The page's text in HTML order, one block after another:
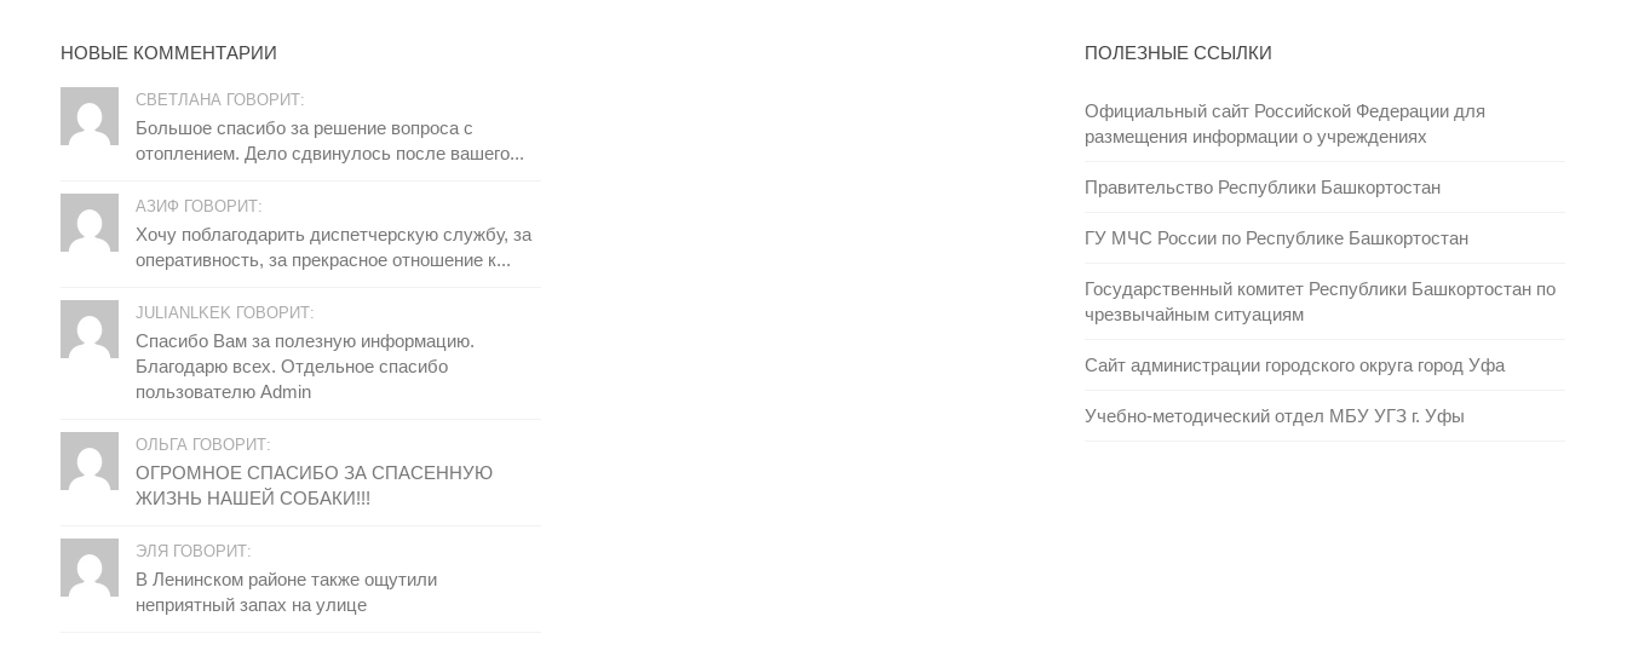
НОВЫЕ КОММЕНТАРИИ
СВЕТЛАНА ГОВОРИТ:
Большое спасибо за решение вопроса с
отоплением. Дело сдвинулось после вашего...
АЗИФ ГОВОРИТ:
Хочу поблагодарить диспетчерскую службу, за
оперативность, за прекрасное отношение к...
JULIANLKEK ГОВОРИТ:
Спасибо Вам за полезную информацию.
Благодарю всех. Отдельное спасибо
пользователю Admin
ОЛЬГА ГОВОРИТ:
ОГРОМНОЕ СПАСИБО ЗА СПАСЕННУЮ
ЖИЗНЬ НАШЕЙ СОБАКИ!!!
ЭЛЯ ГОВОРИТ:
В Ленинском районе также ощутили
неприятный запах на улице
ПОЛЕЗНЫЕ ССЫЛКИ
Официальный сайт Российской Федерации для
размещения информации о учреждениях
Правительство Республики Башкортостан
ГУ МЧС России по Республике Башкортостан
Государственный комитет Республики Башкортостан по
чрезвычайным ситуациям
Сайт администрации городского округа город Уфа
Учебно-методический отдел МБУ УГЗ г. Уфы